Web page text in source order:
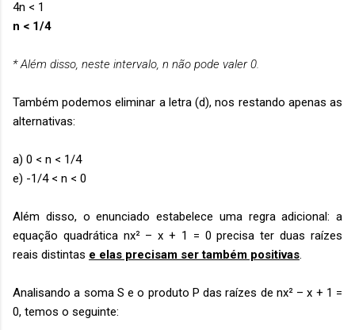
4n < 1
n < 1/4
* Além disso, neste intervalo, n não pode valer 0.
Também podemos eliminar a letra (d), nos restando apenas as
alternativas:
a) 0 < n < 1/4
e) -1/4 < n < 0
Além disso, o enunciado estabelece uma regra adicional: a
equação quadrática nx² – x + 1 = 0 precisa ter duas raízes
reais distintas e elas precisam ser também positivas.
Analisando a soma S e o produto P das raízes de nx² – x + 1 =
0, temos o seguinte: